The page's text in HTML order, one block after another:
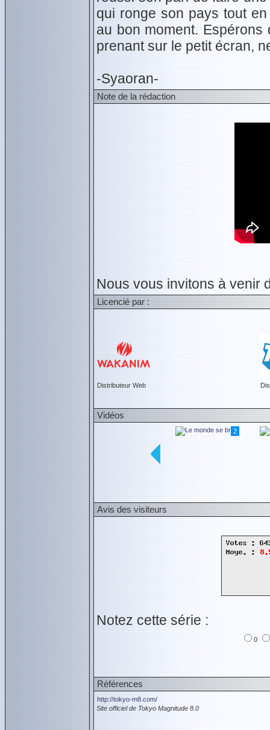
qui ronge son pays tout
au bon moment. Espérons
prenant sur le petit écran,
-Syaoran-
Note de la rédaction
Nous vous invitons à venir
Licencié par :
Distributeur Web
Vidéos
1
2
Avis des visiteurs
Notez cette série :
0
Références
http://tokyo-m8.com/
Site officiel de Tokyo Magnitude 8.0